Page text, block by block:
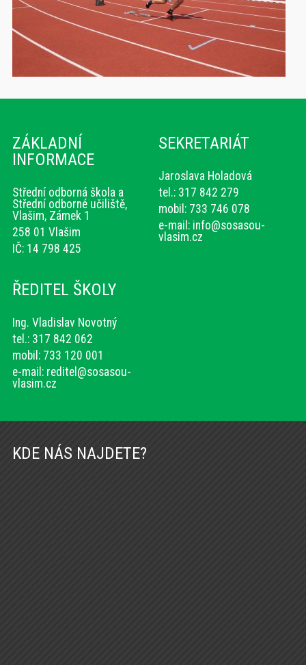
ZÁKLADNÍ
INFORMACE
Střední odborná škola a
Střední odborné učiliště,
Vlašim, Zámek 1
258 01 Vlašim
IČ: 14 798 425
SEKRETARIÁT
Jaroslava Holadová
tel.: 317 842 279
mobil: 733 746 078
e-mail: info@sosasou-
vlasim.cz
ŘEDITEL ŠKOLY
Ing. Vladislav Novotný
tel.: 317 842 062
mobil: 733 120 001
e-mail: reditel@sosasou-
vlasim.cz
KDE NÁS NAJDETE?